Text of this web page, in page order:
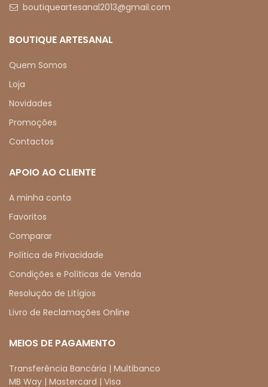
boutiqueartesanal2013@gmail.com
BOUTIQUE ARTESANAL
Quem Somos
Loja
Novidades
Promoções
Contactos
APOIO AO CLIENTE
A minha conta
Favoritos
Comparar
Política de Privacidade
Condições e Políticas de Venda
Resolução de Litígios
Livro de Reclamações Online
MEIOS DE PAGAMENTO
Transferência Bancária | Multibanco
MB Way | Mastercard | Visa